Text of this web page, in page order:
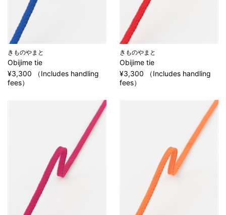
きものやまと
Obijime tie
¥3,300 （Includes handling
fees）
きものやまと
Obijime tie
¥3,300 （Includes handling
fees）